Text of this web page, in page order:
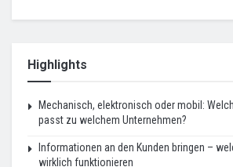
Highlights
Mechanisch, elektronisch oder mobil:
passt zu welchem Unternehmen?
Informationen an den Kunden bringen –
wirklich funktionieren